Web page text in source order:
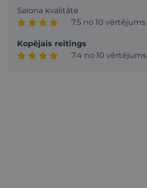
Salona kvalitāte
7.5 no 10 vērtējums
Kopējais reitings
7.4 no 10 vērtējums